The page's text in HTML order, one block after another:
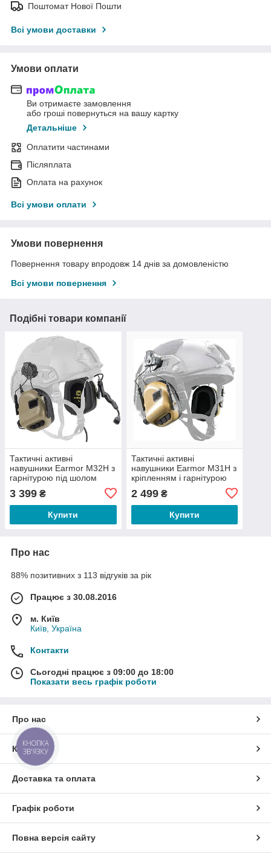
Поштомат Нової Пошти
Всі умови доставки
Умови оплати
Ви отримаєте замовлення
або гроші повернуться на вашу картку
Детальніше
Оплатити частинами
Післяплата
Оплата на рахунок
Всі умови оплати
Умови повернення
Повернення товару впродовж 14 днів за домовленістю
Всі умови повернення
Подібні товари компанії
Тактичні активні
навушники Earmor M32Н з
гарнітурою під шолом
3 399 ₴
Купити
Тактичні активні
навушники Earmor M31Н з
кріпленням і гарнітурою
2 499₴
Купити
Про нас
88% позитивних з 113 відгуків за рік
Працює з 30.08.2016
м. Київ
Київ, Україна
Контакти
Сьогодні працює з 09:00 до 18:00
Показати весь графік роботи
Про нас
Контакти
Доставка та оплата
Графік роботи
Повна версія сайту
КНОПКА
ЗВ'ЯЗКУ